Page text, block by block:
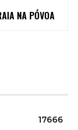
NA PÓVOA
17666